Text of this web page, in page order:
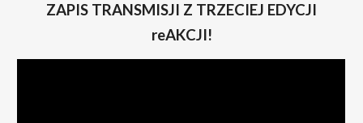
ZAPIS TRANSMISJI Z TRZECIEJ EDYCJI
reAKCJI!